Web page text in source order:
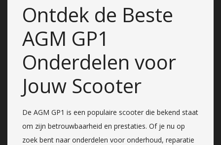
Ontdek de Beste
AGM GP1
Onderdelen voor
Jouw Scooter
De AGM GP1 is een populaire scooter die bekend staat
om zijn betrouwbaarheid en prestaties. Of je nu op
zoek bent naar onderdelen voor onderhoud, reparatie